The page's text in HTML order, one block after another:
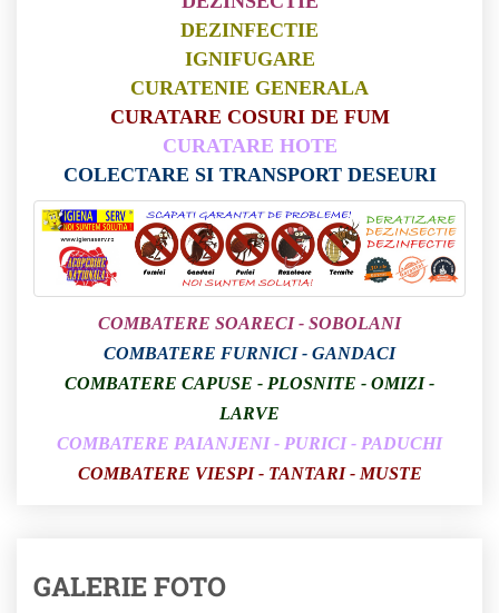
DEZINFECTIE
IGNIFUGARE
CURATENIE GENERALA
CURATARE COSURI DE FUM
CURATARE HOTE
COLECTARE SI TRANSPORT DESEURI
COMBATERE SOARECI - SOBOLANI
COMBATERE FURNICI - GANDACI
COMBATERE CAPUSE - PLOSNITE - OMIZI -
LARVE
COMBATERE PAIANJENI - PURICI - PADUCHI
COMBATERE VIESPI - TANTARI - MUSTE
GALERIE FOTO